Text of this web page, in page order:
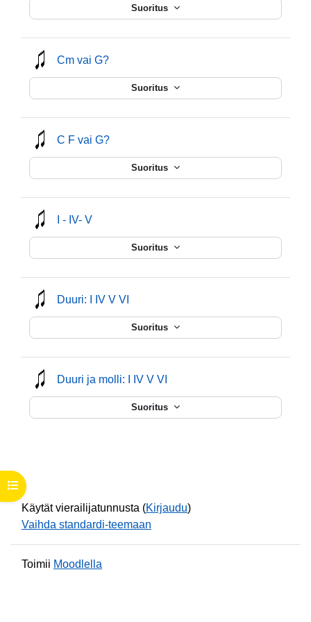
Avaa kurssisisältö
Suoritus
Cm vai G?mmusic
Suoritus
C F vai G?mmusic
Suoritus
I - IV- Vmmusic
Suoritus
Duuri: I IV V VI
Suoritus
Duuri ja molli: I IV V VI
Suoritus
Käytät vierailijatunnusta (Kirjaudu)
Vaihda standardi-teemaan
Toimii Moodlella